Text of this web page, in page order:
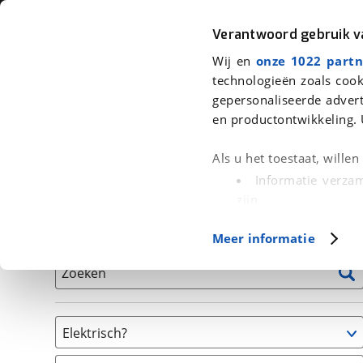
Verantwoord gebruik
Wij en onze 1022
technologieën zoals
gepersonaliseerde
en productontwikkeling.
Als u het toestaat, willen
Informatie
(fingerprinting)
in. U
Cookieverklaring.
Met cookies en
Functionele cookies
Meer informatie
Auto Fiets Motor
We hebben 0 fietsen voor je
Zoeken
Elektrisch?
Niet elektrisch (0)